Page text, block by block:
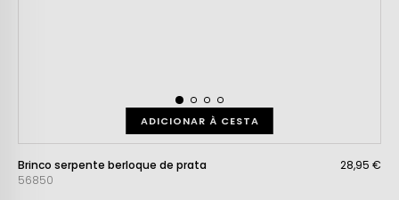
ADICIONAR À CESTA
Brinco serpente berloque de prata
56850
28,95 €